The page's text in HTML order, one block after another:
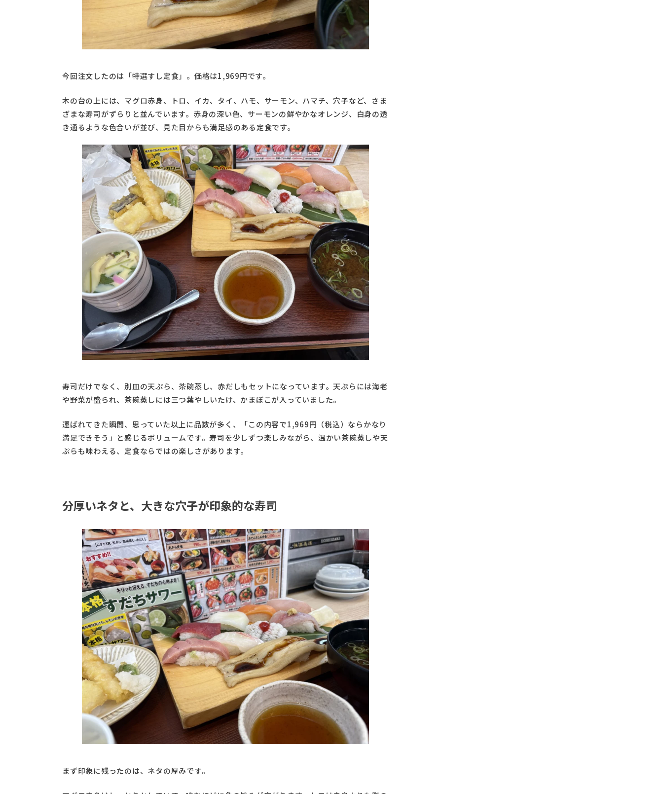
今回注文したのは「特選すし定食」。価格は1,969円です。
木の台の上には、マグロ赤身、トロ、イカ、タイ、ハモ、サーモン、ハマチ、穴子など、さま
ざまな寿司がずらりと並んでいます。赤身の深い色、サーモンの鮮やかなオレンジ、白身の透
き通るような色合いが並び、見た目からも満足感のある定食です。
寿司だけでなく、別皿の天ぷら、茶碗蒸し、赤だしもセットになっています。天ぷらには海老
や野菜が盛られ、茶碗蒸しには三つ葉やしいたけ、かまぼこが入っていました。
運ばれてきた瞬間、思っていた以上に品数が多く、「この内容で1,969円（税込）ならかなり
満足できそう」と感じるボリュームです。寿司を少しずつ楽しみながら、温かい茶碗蒸しや天
ぷらも味わえる、定食ならではの楽しさがあります。
分厚いネタと、大きな穴子が印象的な寿司
まず印象に残ったのは、ネタの厚みです。